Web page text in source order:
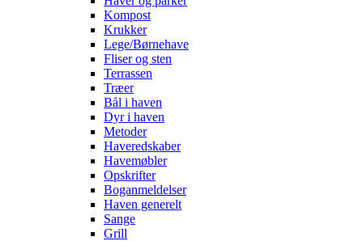
Kompost
Krukker
Lege/Børnehave
Fliser og sten
Terrassen
Træer
Bål i haven
Dyr i haven
Metoder
Haveredskaber
Havemøbler
Opskrifter
Boganmeldelser
Haven generelt
Sange
Grill